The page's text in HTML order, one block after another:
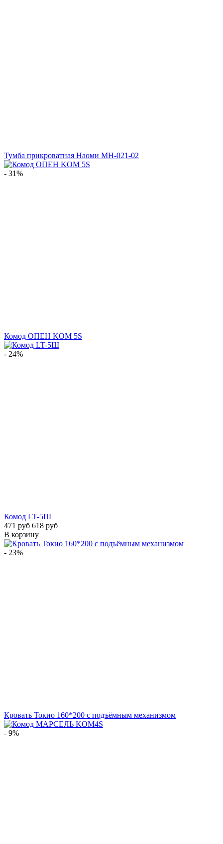
Тумба прикроватная Наоми МН-021-02
- 31%
Комод ОПЕН KOM 5S
- 24%
Комод LT-5Ш
471 руб 618 руб
В корзину
- 23%
Кровать Токио 160*200 с подъёмным механизмом
- 9%